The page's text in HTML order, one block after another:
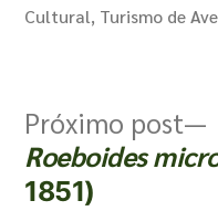
Cultural, Turismo de
Próximo post
Roeboides
1851)